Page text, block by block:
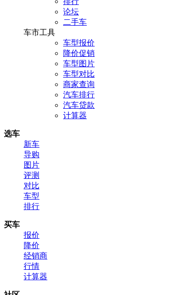
论坛
二手车
车市工具
车型报价
降价促销
车型图片
车型对比
商家查询
汽车排行
汽车贷款
计算器
选车
新车
导购
图片
评测
对比
车型
排行
买车
报价
降价
经销商
行情
计算器